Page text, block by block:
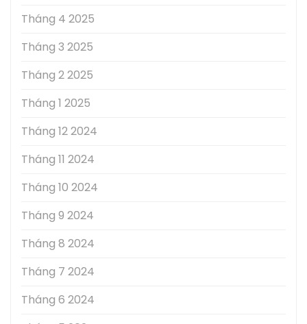
Tháng 4 2025
Tháng 3 2025
Tháng 2 2025
Tháng 1 2025
Tháng 12 2024
Tháng 11 2024
Tháng 10 2024
Tháng 9 2024
Tháng 8 2024
Tháng 7 2024
Tháng 6 2024